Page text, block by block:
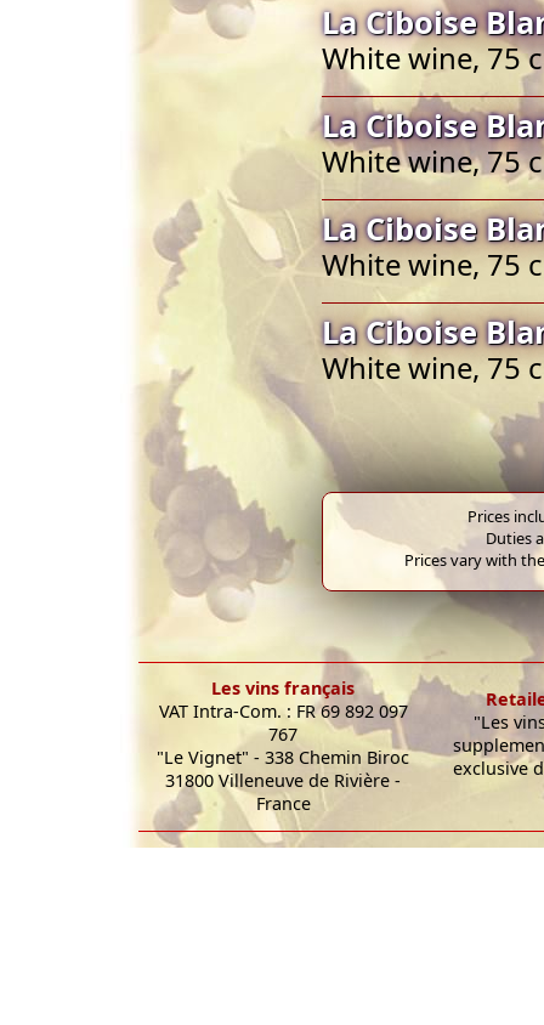
La Ciboise
White wine, 75
La Ciboise
White wine, 75
La Ciboise
White wine, 75
La Ciboise
White wine, 75
Prices
Duties
Prices vary with
Les vins français
VAT Intra-Com. : FR 69 892 097
767
"Le Vignet" - 338 Chemin Biroc
31800 Villeneuve de Rivière -
France
"Les
exclusive